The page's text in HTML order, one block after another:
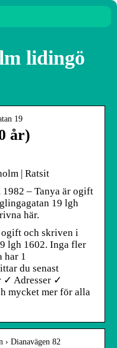
lidingö
19
år)
| Ratsit
– Tanya är ogift
19 lgh
här.
ogift och skriven i
lgh 1602. Inga fler
har 1
du senast
✓ Adresser ✓
mycket mer för alla
› Dianavägen 82